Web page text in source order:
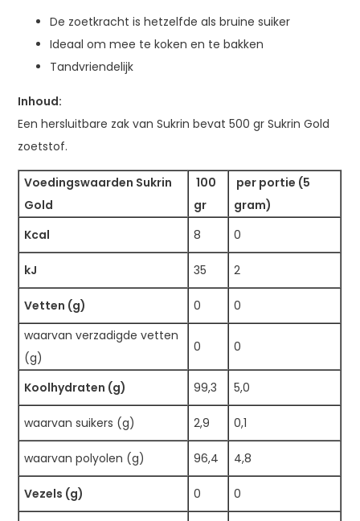
De zoetkracht is hetzelfde als bruine suiker
Ideaal om mee te koken en te bakken
Tandvriendelijk
Inhoud:
Een hersluitbare zak van Sukrin bevat 500 gr Sukrin Gold
zoetstof.
Voedingswaarden Sukrin
Gold
100
gr
per portie (5
gram)
Kcal
8 0
kJ 35 2
Vetten (g) 0
0
waarvan verzadigde vetten
(g)
0 0
Koolhydraten (g) 99,3 5,0
waarvan suikers (g) 2,9 0,1
waarvan polyolen (g) 96,4 4,8
Vezels (g) 0 0